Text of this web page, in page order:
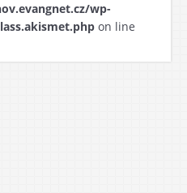
wp-
on line